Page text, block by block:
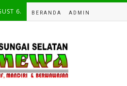
6. BERANDA ADMIN